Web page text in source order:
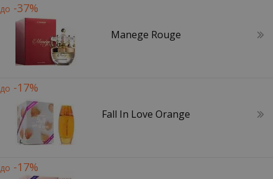
до -37%
Manege Rouge
до -17%
Fall In Love Orange
до -17%